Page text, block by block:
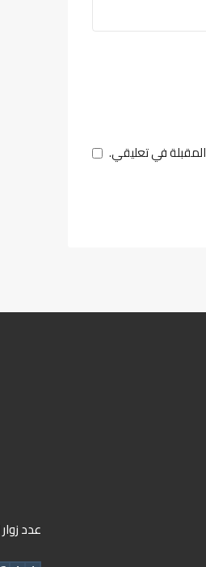
في تعليقي.
عدد